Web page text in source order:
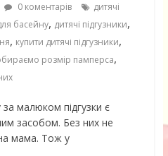
0 коментарів
дитячі
басейну, дитячі підгузники,
, купити дитячі підгузники,
розмір памперса,
малюком підгузки є
засобом. Без них не
мама. Тож у